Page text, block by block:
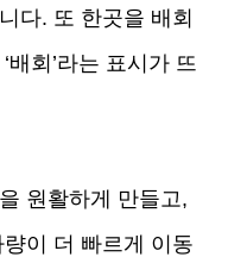
다. 또 한곳을 배회
회’라는 표시가 뜨
원활하게 만들고,
이 더 빠르게 이동